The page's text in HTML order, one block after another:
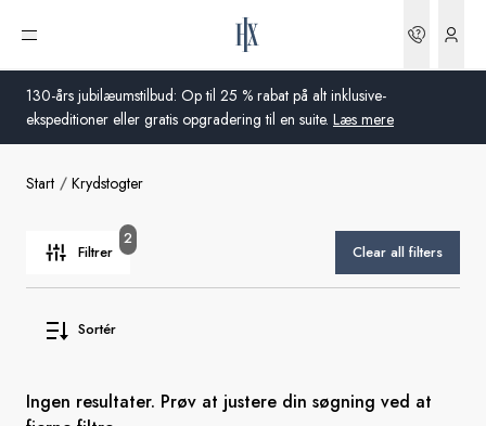
130-års jubilæumstilbud: Op til 25 % rabat på alt inklusive-
ekspeditioner eller gratis opgradering til en suite. Læs mere
Åbn menu
Australien
Storbritannien
USA
Global
Start Krydstogter
Filtrer
2
Clear all filters
Sortér
Ingen resultater. Prøv at justere din søgning ved at